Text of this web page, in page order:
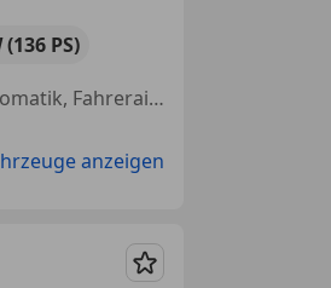
PS)
Elektrische Sitze, Traktionskontrolle, Sitzheizung, Servolenkung, Sprachsteuerung, Klimaautomatik, Fahrerairbag, Einparkhilfe Sensoren hinten
anzeigen
Merken